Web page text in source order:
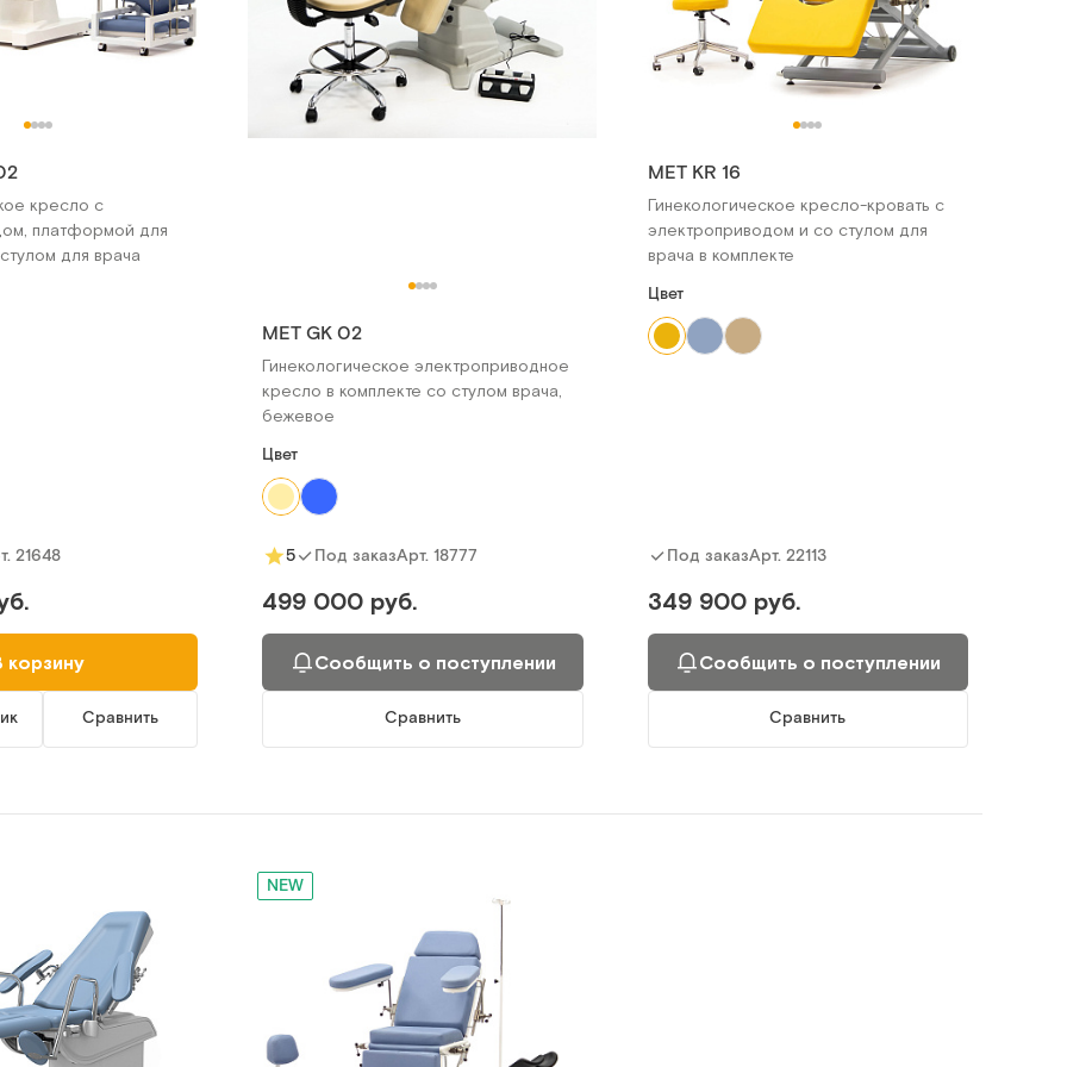
кресло с
платформой для
для врача
21648
корзину
Сравнить
MET GK 02
Гинекологическое электроприводное
кресло в комплекте со стулом врача,
бежевое
Цвет
5 Под заказАрт.18777
499 000 руб.
Сообщить о поступлении
Сравнить
МЕТ KR 16
Гинекологическое кресло-кровать с
электроприводом и со стулом для
врача в комплекте
Цвет
Под заказАрт. 22113
349 900 руб.
Сообщить о поступлении
Сравнить
NEW